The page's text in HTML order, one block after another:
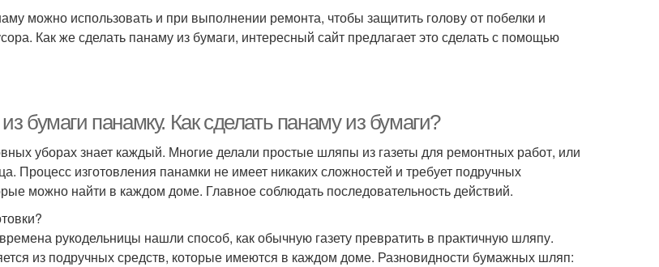
можно использовать и при выполнении ремонта, чтобы защитить голову от побелки и
Как же сделать панаму из бумаги, интересный сайт предлагает это сделать с помощью
бумаги панамку. Как сделать панаму из бумаги?
уборах знает каждый. Многие делали простые шляпы из газеты для ремонтных работ, или
Процесс изготовления панамки не имеет никаких сложностей и требует подручных
можно найти в каждом доме. Главное соблюдать последовательность действий.
рукодельницы нашли способ, как обычную газету превратить в практичную шляпу.
из подручных средств, которые имеются в каждом доме. Разновидности бумажных шляп: